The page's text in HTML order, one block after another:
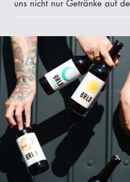
uns nicht nur Getränke auf